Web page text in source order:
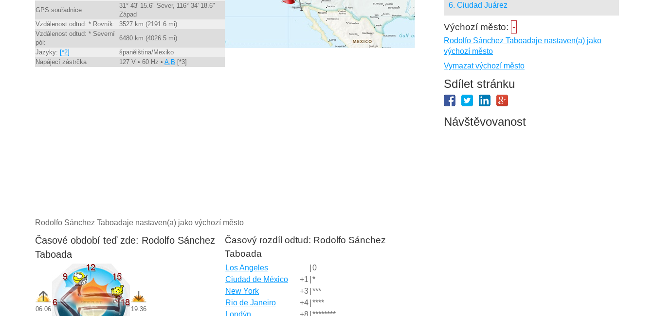
GPS souřadnice
31° 43' 15.6" Sever, 116° 34' 18.6"
Západ
Vzdálenost odtud: * Rovník:
3527 km (2191.6 mi)
Vzdálenost odtud: * Severní
pól:
6480 km (4026.5 mi)
Jazyky: [*2]
španělština/Mexiko
Napájecí zástrčka
127 V • 60 Hz • A,B [*3]
Rodolfo Sánchez Taboadaje nastaven(a) jako výchozí město
Časové období teď zde: Rodolfo Sánchez
Taboada
06:06 19:36
Časový rozdíl odtud: Rodolfo Sánchez
Taboada
Los Angeles
0
Ciudad de México
+1 *
New York
+3 ***
Rio de Janeiro
+4 ****
Londýn
+8 ********
6. Ciudad Juárez
Výchozí město: -
Rodolfo Sánchez Taboadaje nastaven(a) jako
výchozí město
Vymazat výchozí město
Sdílet stránku
Návštěvovanost